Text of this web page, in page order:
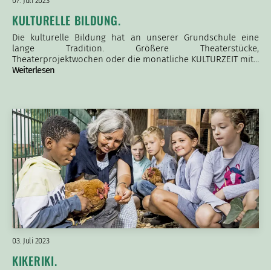
KULTURELLE BILDUNG.
Die kulturelle Bildung hat an unserer Grundschule eine
lange Tradition. Größere Theaterstücke,
Theaterprojektwochen oder die monatliche KULTURZEIT mit…
Weiterlesen
03. Juli 2023
KIKERIKI.